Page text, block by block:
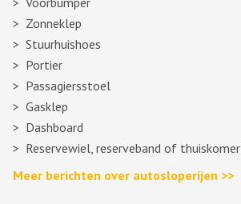
Zonneklep
Stuurhuishoes
Portier
Passagiersstoel
Gasklep
Dashboard
Reservewiel, reserveband of thuiskomer
Meer berichten over autosloperijen >>